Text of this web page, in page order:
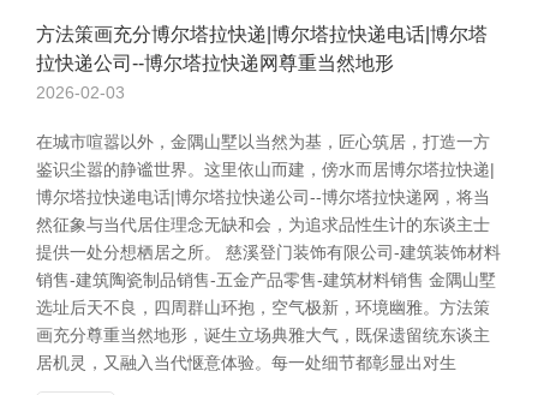
方法策画充分博尔塔拉快递|博尔塔拉快递电话|博尔塔
拉快递公司--博尔塔拉快递网尊重当然地形
2026-02-03
在城市喧嚣以外，金隅山墅以当然为基，匠心筑居，打造一方
鉴识尘嚣的静谧世界。这里依山而建，傍水而居博尔塔拉快递|
博尔塔拉快递电话|博尔塔拉快递公司--博尔塔拉快递网，将当
然征象与当代居住理念无缺和会，为追求品性生计的东谈主士
提供一处分想栖居之所。 慈溪登门装饰有限公司-建筑装饰材料
销售-建筑陶瓷制品销售-五金产品零售-建筑材料销售 金隅山墅
选址后天不良，四周群山环抱，空气极新，环境幽雅。方法策
画充分尊重当然地形，诞生立场典雅大气，既保遗留统东谈主
居机灵，又融入当代惬意体验。每一处细节都彰显出对生